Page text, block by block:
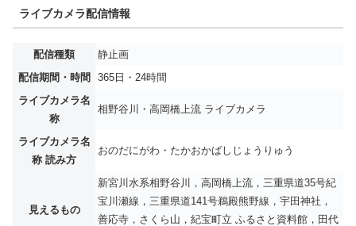
ライブカメラ配信情報
配信種類
静止画
配信期間・時間
365日・24時間
ライブカメラ名
称
相野谷川・高岡橋上流 ライブカメラ
ライブカメラ名
称 読み方
おのだにがわ・たかおかばしじょうりゅう
見えるもの
新宮川水系相野谷川，高岡橋上流，三重県道35号紀
宝川瀬線，三重県道141号鵜殿熊野線，宇田神社，
善応寺，さくら山，紀宝町立 ふるさと資料館，田代